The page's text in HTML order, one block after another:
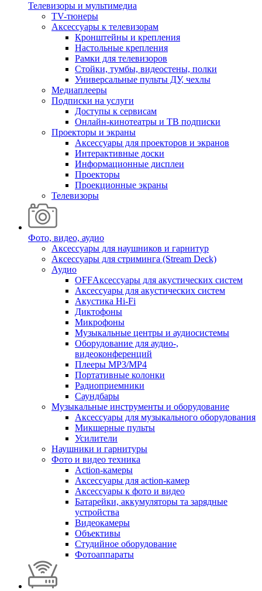
Телевизоры и мультимедиа
TV-тюнеры
Аксессуары к телевизорам
Кронштейны и крепления
Настольные крепления
Рамки для телевизоров
Стойки, тумбы, видеостены, полки
Универсальные пульты ДУ, чехлы
Медиаплееры
Подписки на услуги
Доступы к сервисам
Онлайн-кинотеатры и ТВ подписки
Проекторы и экраны
Аксессуары для проекторов и экранов
Интерактивные доски
Информационные дисплеи
Проекторы
Проекционные экраны
Телевизоры
Фото, видео, аудио
Аксессуары для наушников и гарнитур
Аксессуары для стриминга (Stream Deck)
Аудио
OFFАксессуары для акустических систем
Аксессуары для акустических систем
Акустика Hi-Fi
Диктофоны
Микрофоны
Музыкальные центры и аудиосистемы
Оборудование для аудио-,
видеоконференций
Плееры MP3/MP4
Портативные колонки
Радиоприемники
Саундбары
Музыкальные инструменты и оборудование
Аксессуары для музыкального оборудования
Микшерные пульты
Усилители
Наушники и гарнитуры
Фото и видео техника
Action-камеры
Аксессуары для action-камер
Аксессуары к фото и видео
Батарейки, аккумуляторы та зарядные
устройства
Видеокамеры
Объективы
Студийное оборудование
Фотоаппараты